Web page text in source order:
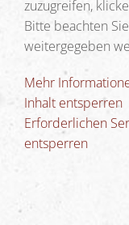
zuzugreifen,
Bitte beachten
weitergegeben
Mehr
Inhalt entsperren
Erforderlichen
entsperren